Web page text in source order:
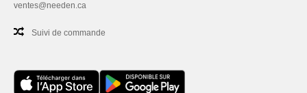
ventes@needen.ca
Suivi de commande